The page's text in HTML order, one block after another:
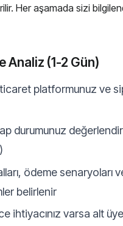
Her aşamada sizi
Analiz (1-2 Gün)
platformunuz ve
durumunuz
ödeme senaryoları
belirlenir
ihtiyacınız varsa alt